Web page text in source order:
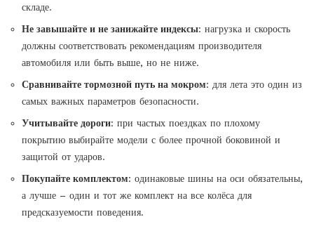
складе.
Не завышайте и не занижайте индексы: нагрузка и скорость
должны соответствовать рекомендациям производителя
автомобиля или быть выше, но не ниже.
Сравнивайте тормозной путь на мокром: для лета это один из
самых важных параметров безопасности.
Учитывайте дороги: при частых поездках по плохому
покрытию выбирайте модели с более прочной боковиной и
защитой от ударов.
Покупайте комплектом: одинаковые шины на оси обязательны,
а лучше – один и тот же комплект на все колёса для
предсказуемости поведения.